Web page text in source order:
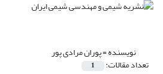
نویسنده =پوران مرادی پور
تعداد مقالات: 1